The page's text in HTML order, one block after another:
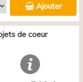
Ajouter
de coeur